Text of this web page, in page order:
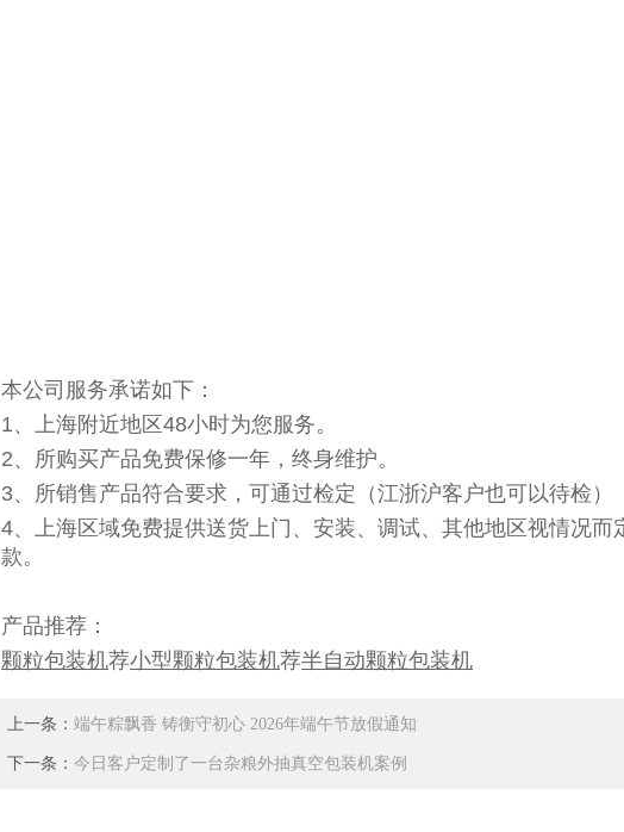
本公司服务承诺如下：
1、上海附近地区48小时为您服务。
2、所购买产品免费保修一年，终身维护。
3、所销售产品符合要求，可通过检定（江浙沪客户也可以待检）
4、上海区域免费提供送货上门、安装、调试、其他地区视情况
款。
产品推荐：
颗粒包装机荐小型颗粒包装机荐半自动颗粒包装机
上一条： 端午粽飘香 铸衡守初心 2026年端午节放假通知
下一条： 今日客户定制了一台杂粮外抽真空包装机案例